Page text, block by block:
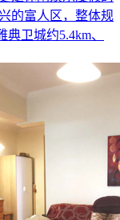
的富人区，整体规
卫城约5.4km、